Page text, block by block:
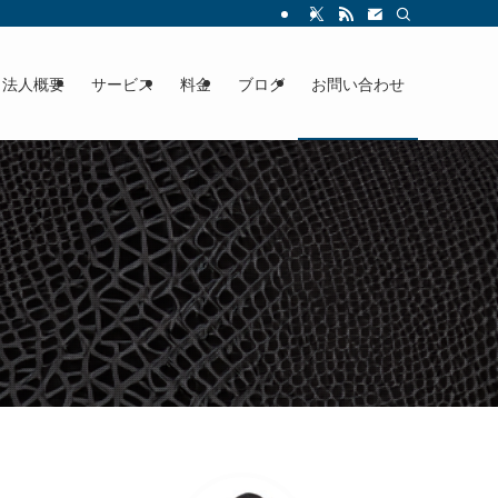
法人概要 サービス 料金 ブログ お問い合わせ